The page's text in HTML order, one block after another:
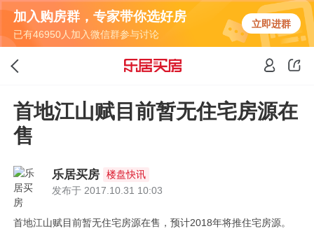
加入购房群，专家带你选好房
已有46950人加入微信群参与讨论
立即进群
首地江山赋目前暂无住宅房源在
售
乐居买房
楼盘快讯
发布于 2017.10.31 10:03
首地江山赋目前暂无住宅房源在售，预计2018年将推住宅房源。